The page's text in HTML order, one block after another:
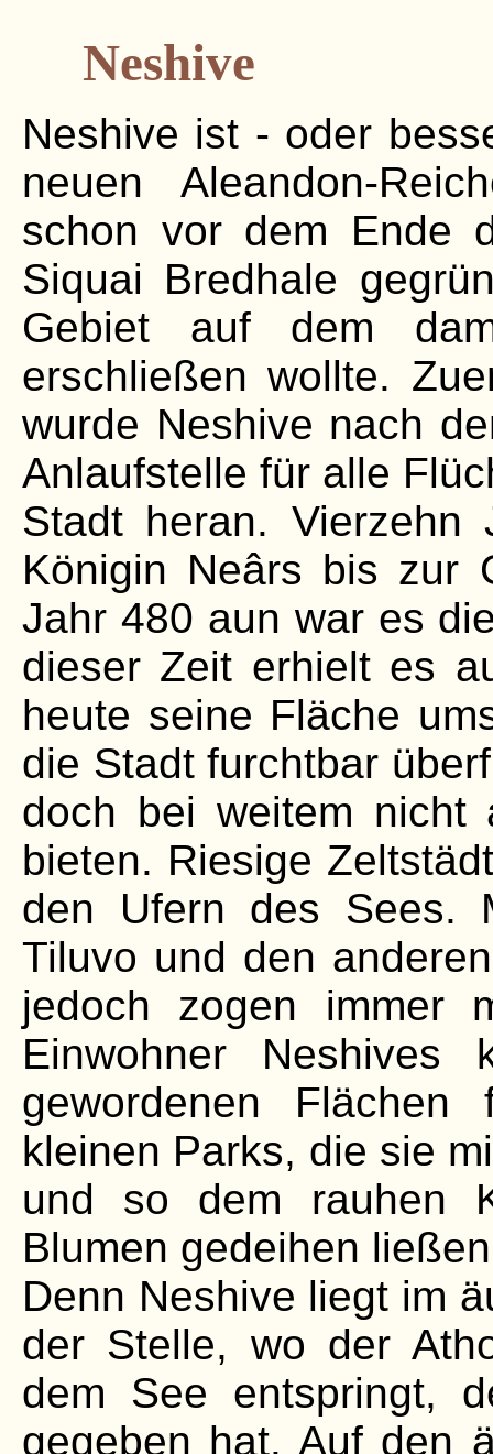
Neshive
Neshive ist - oder
neuen Aleandon-
schon vor dem Ende
Siquai Bredhale
Gebiet auf dem
erschließen wollte.
wurde Neshive nach
Anlaufstelle für alle
Stadt heran.
Königin Neârs bis zur
Jahr 480 aun war es
dieser Zeit erhielt es
heute seine Fläche
die Stadt furchtbar
doch bei weitem nicht
bieten. Riesige
den Ufern des Sees.
Tiluvo und den
jedoch zogen immer
Einwohner Neshives
gewordenen
kleinen Parks, die sie
und so dem rauhen
Blumen gedeihen
Denn Neshive liegt im
der Stelle, wo der
dem See entspringt,
gegeben hat. Auf den